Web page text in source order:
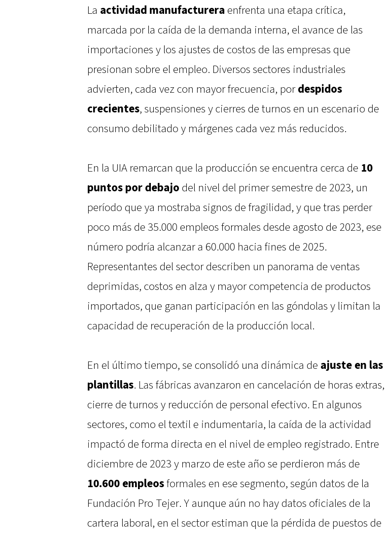
La actividad manufacturera enfrenta una etapa crítica,
marcada por la caída de la demanda interna, el avance de las
importaciones y los ajustes de costos de las empresas que
presionan sobre el empleo. Diversos sectores industriales
advierten, cada vez con mayor frecuencia, pordespidos
crecientes, suspensiones y cierres de turnos en un escenario de
consumo debilitado y márgenes cada vez más reducidos.
En la UIA remarcan que la producción se encuentra cerca de 10
puntos por debajo del nivel del primer semestre de 2023, un
período que ya mostraba signos de fragilidad, y que tras perder
poco más de 35.000 empleos formales desde agosto de 2023, ese
número podría alcanzar a 60.000 hacia fines de 2025.
Representantes del sector describen un panorama de ventas
deprimidas, costos en alza y mayor competencia de productos
importados, que ganan participación en las góndolas y limitan la
capacidad de recuperación de la producción local.
En el último tiempo, se consolidó una dinámica de ajuste en las
plantillas. Las fábricas avanzaron en cancelación de horas extras,
cierre de turnos y reducción de personal efectivo. En algunos
sectores, como el textil e indumentaria, la caída de la actividad
impactó de forma directa en el nivel de empleo registrado. Entre
diciembre de 2023 y marzo de este año se perdieron más de
10.600 empleosformales en ese segmento, según datos de la
Fundación Pro Tejer. Y aunque aún no hay datos oficiales de la
cartera laboral, en el sector estiman que la pérdida de puestos de